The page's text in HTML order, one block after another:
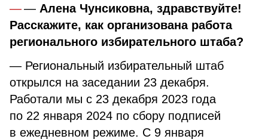
— Алена Чунсиковна, здравствуйте!
Расскажите, как организована работа
регионального избирательного штаба?
— Региональный избирательный штаб
открылся на заседании 23 декабря.
Работали мы с 23 декабря 2023 года
по 22 января 2024 по сбору подписей
в ежедневном режиме. С 9 января